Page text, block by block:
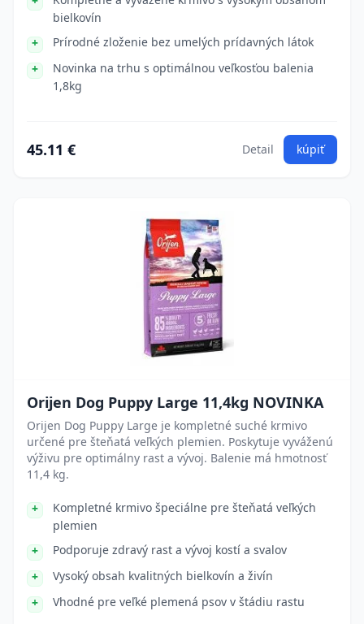
bielkovín
Prírodné zloženie bez umelých prídavných látok
Novinka na trhu s optimálnou veľkosťou balenia
1,8kg
45.11 € Detail kúpiť
Orijen Dog Puppy Large 11,4kg NOVINKA
Orijen Dog Puppy Large je kompletné suché krmivo
určené pre šteňatá veľkých plemien. Poskytuje vyváženú
výživu pre optimálny rast a vývoj. Balenie má hmotnosť
11,4 kg.
Kompletné krmivo špeciálne pre šteňatá veľkých
plemien
Podporuje zdravý rast a vývoj kostí a svalov
Vysoký obsah kvalitných bielkovín a živín
Vhodné pre veľké plemená psov v štádiu rastu